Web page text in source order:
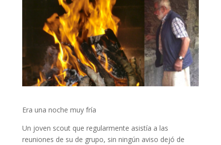
Era una noche muy fría
Un joven scout que regularmente asistía a las
reuniones de su de grupo, sin ningún aviso dejó de